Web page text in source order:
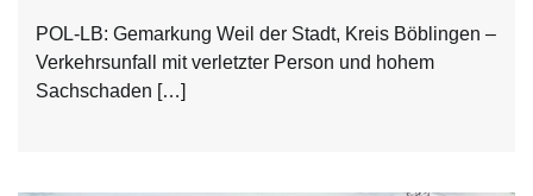
POL-LB: Gemarkung Weil der Stadt, Kreis Böblingen –
Verkehrsunfall mit verletzter Person und hohem
Sachschaden […]